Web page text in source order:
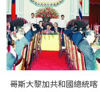
哥斯大黎加共和國總統喀